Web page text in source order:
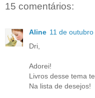
15 comentários:
Aline 11 de
Dri,
Adorei!
Livros desse tema
Na lista de desejos!